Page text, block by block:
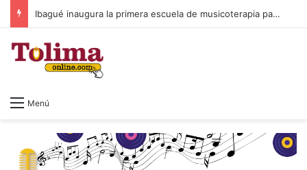
Ibagué inaugura la primera escuela de musicoterapia para niños con discapacidad múltiple, una apuesta por la inclusión
Menú